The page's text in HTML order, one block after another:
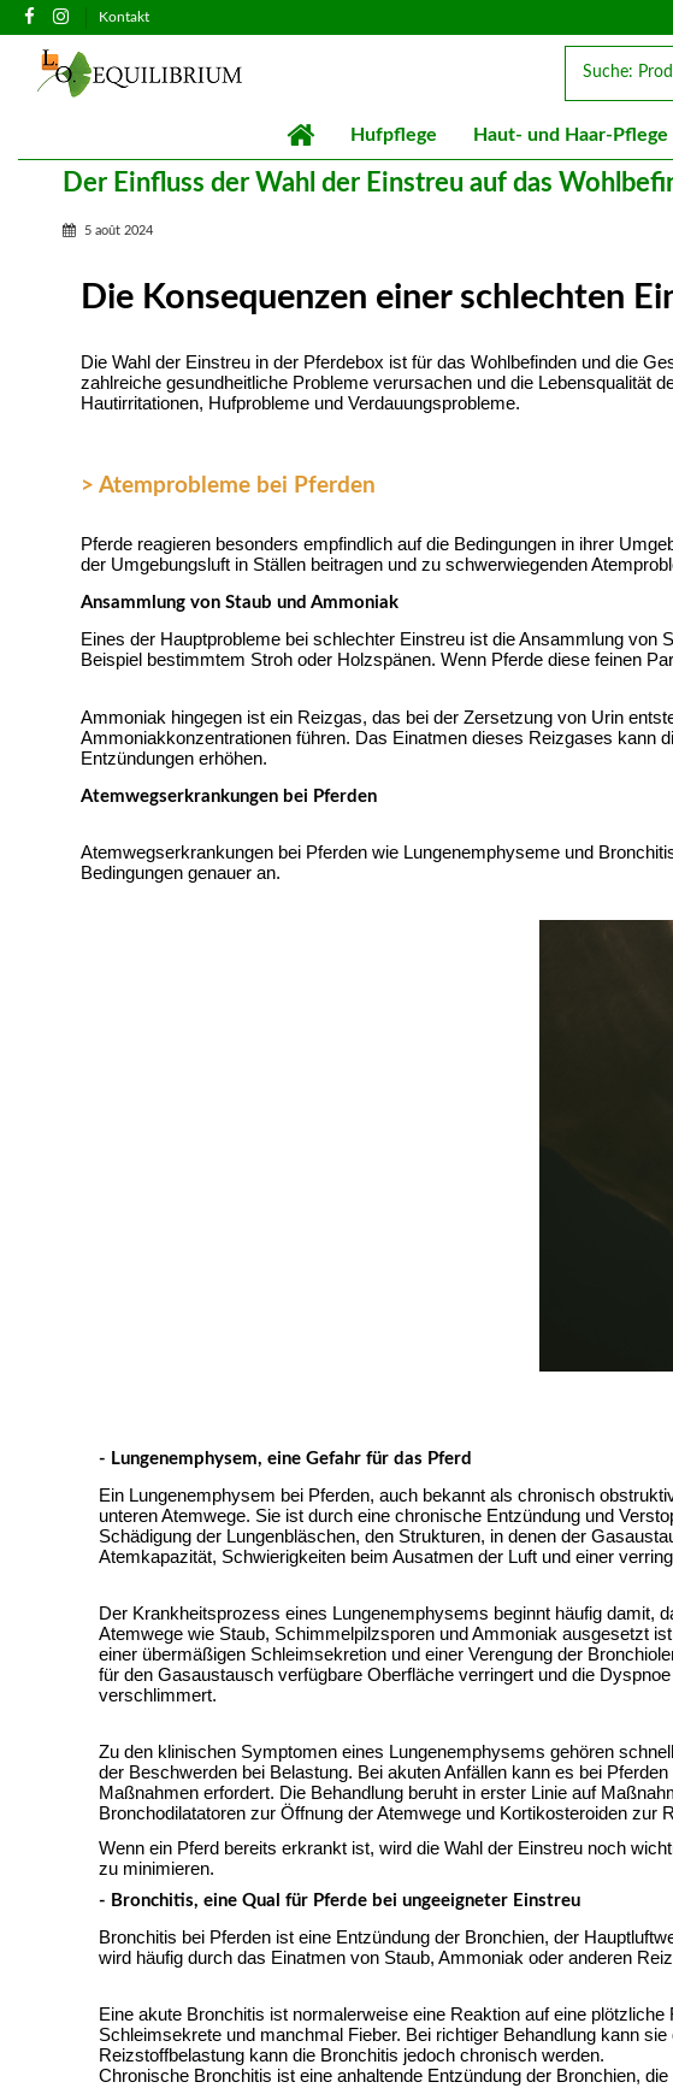
Kontakt
Hufpflege Haut- und Haar-Pflege
Der Einfluss der Wahl der Einstreu auf das
5 août 2024
Die Konsequenzen einer schlechten
Die Wahl der Einstreu in der Pferdebox ist für das Wohlbefinden und die
zahlreiche gesundheitliche Probleme verursachen und die Lebensqualität
Hautirritationen, Hufprobleme und Verdauungsprobleme.
> Atemprobleme bei Pferden
Pferde reagieren besonders empfindlich auf die Bedingungen in ihrer
der Umgebungsluft in Ställen beitragen und zu schwerwiegenden
Ansammlung von Staub und Ammoniak
Eines der Hauptprobleme bei schlechter Einstreu ist die Ansammlung
Beispiel bestimmtem Stroh oder Holzspänen. Wenn Pferde diese feinen
Ammoniak hingegen ist ein Reizgas, das bei der Zersetzung von Urin
Ammoniakkonzentrationen führen. Das Einatmen dieses Reizgases kann
Entzündungen erhöhen.
Atemwegserkrankungen bei Pferden
Atemwegserkrankungen bei Pferden wie Lungenemphyseme und
Bedingungen genauer an.
- Lungenemphysem, eine Gefahr für das Pferd
Ein Lungenemphysem bei Pferden, auch bekannt als chronisch
unteren Atemwege. Sie ist durch eine chronische Entzündung und
Schädigung der Lungenbläschen, den Strukturen, in denen der
Atemkapazität, Schwierigkeiten beim Ausatmen der Luft und einer
Der Krankheitsprozess eines Lungenemphysems beginnt häufig damit,
Atemwege wie Staub, Schimmelpilzsporen und Ammoniak ausgesetzt
einer übermäßigen Schleimsekretion und einer Verengung der
für den Gasaustausch verfügbare Oberfläche verringert und die
verschlimmert.
Zu den klinischen Symptomen eines Lungenemphysems gehören
der Beschwerden bei Belastung. Bei akuten Anfällen kann es bei
Maßnahmen erfordert. Die Behandlung beruht in erster Linie auf
Bronchodilatatoren zur Öffnung der Atemwege und Kortikosteroiden zur
Wenn ein Pferd bereits erkrankt ist, wird die Wahl der Einstreu noch
zu minimieren.
- Bronchitis, eine Qual für Pferde bei ungeeigneter Einstreu
Bronchitis bei Pferden ist eine Entzündung der Bronchien, der
wird häufig durch das Einatmen von Staub, Ammoniak oder anderen
Eine akute Bronchitis ist normalerweise eine Reaktion auf eine
Schleimsekrete und manchmal Fieber. Bei richtiger Behandlung kann
Reizstoffbelastung kann die Bronchitis jedoch chronisch werden.
Chronische Bronchitis ist eine anhaltende Entzündung der Bronchien,